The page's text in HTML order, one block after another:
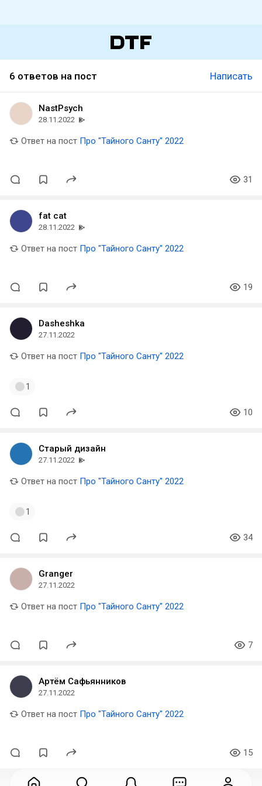
6 ответов на пост Написать
NastPsych
28.11.2022
Ответ на пост Про "Тайного Санту" 2022
31
fat cat
28.11.2022
Ответ на пост Про "Тайного Санту" 2022
19
Dasheshka
27.11.2022
Ответ на пост Про "Тайного Санту" 2022
1
10
Старый дизайн
27.11.2022
Ответ на пост Про "Тайного Санту" 2022
1
34
Granger
27.11.2022
Ответ на пост Про "Тайного Санту" 2022
7
Артём Сафьянников
27.11.2022
Ответ на пост Про "Тайного Санту" 2022
15